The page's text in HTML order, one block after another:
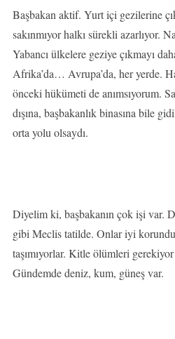
Başbakan aktif. Yurt içi gezilerine
sakınmıyor halkı sürekli azarlıyor.
Yabancı ülkelere geziye çıkmayı
Afrika’da… Avrupa’da, her yerde.
önceki hükümeti de anımsıyorum.
dışına, başbakanlık binasına bile
orta yolu olsaydı.
Diyelim ki, başbakanın çok işi
gibi Meclis tatilde. Onlar iyi
taşımıyorlar. Kitle ölümleri
Gündemde deniz, kum, güneş var.